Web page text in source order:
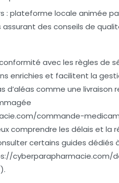
: plateforme locale animée
des conseils de
avec les règles de
enrichies et facilitent la
d’aléas comme une livraison
commande-
comprendre les délais et la
certains guides dédiés
cyberparapharmacie.com/